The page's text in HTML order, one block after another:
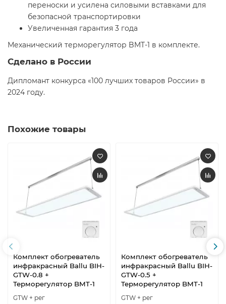
переноски и усилена силовыми вставками для
безопасной транспортировки
Увеличенная гарантия 3 года
Механический терморегулятор BMT-1 в комплекте.
Сделано в России
Дипломант конкурса «100 лучших товаров России» в
2024 году.
Похожие товары
Комплект обогреватель
инфракрасный Ballu BIH-
GTW-0.8 +
Терморегулятор BMT-1
GTW + рег
Комплект обогреватель
инфракрасный Ballu BIH-
GTW-0.5 +
Терморегулятор BMT-1
GTW + рег